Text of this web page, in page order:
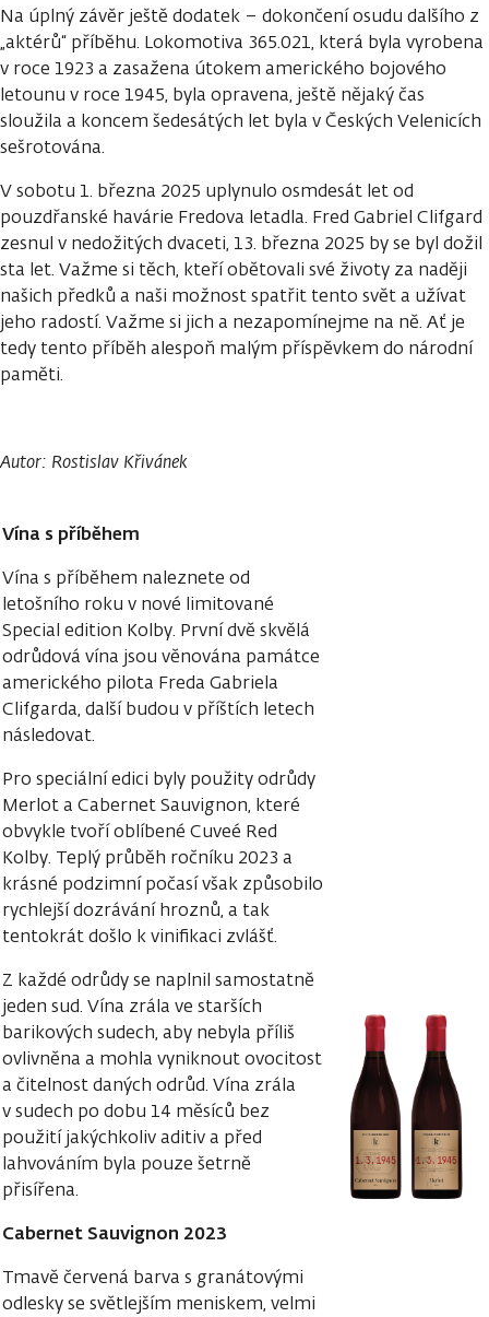
Na úplný závěr ještě dodatek – dokončení osudu dalšího z
„aktérů“ příběhu. Lokomotiva 365.021, která byla vyrobena
v roce 1923 a zasažena útokem amerického bojového
letounu v roce 1945, byla opravena, ještě nějaký čas
sloužila a koncem šedesátých let byla v Českých Velenicích
sešrotována.
V sobotu 1. března 2025 uplynulo osmdesát let od
pouzdřanské havárie Fredova letadla. Fred Gabriel Clifgard
zesnul v nedožitých dvaceti, 13. března 2025 by se byl dožil
sta let. Važme si těch, kteří obětovali své životy za naději
našich předků a naši možnost spatřit tento svět a užívat
jeho radostí. Važme si jich a nezapomínejme na ně. Ať je
tedy tento příběh alespoň malým příspěvkem do národní
paměti.
Autor: Rostislav Křivánek
Vína s příběhem
Vína s příběhem naleznete od
letošního roku v nové limitované
Special edition Kolby. První dvě skvělá
odrůdová vína jsou věnována památce
amerického pilota Freda Gabriela
Clifgarda, další budou v příštích letech
následovat.
Pro speciální edici byly použity odrůdy
Merlot a Cabernet Sauvignon, které
obvykle tvoří oblíbené Cuveé Red
Kolby. Teplý průběh ročníku 2023 a
krásné podzimní počasí však způsobilo
rychlejší dozrávání hroznů, a tak
tentokrát došlo k vinifikaci zvlášť.
Z každé odrůdy se naplnil samostatně
jeden sud. Vína zrála ve starších
barikových sudech, aby nebyla příliš
ovlivněna a mohla vyniknout ovocitost
a čitelnost daných odrůd. Vína zrála
v sudech po dobu 14 měsíců bez
použití jakýchkoliv aditiv a před
lahvováním byla pouze šetrně
přisířena.
Cabernet Sauvignon 2023
Tmavě červená barva s granátovými
odlesky se světlejším meniskem, velmi